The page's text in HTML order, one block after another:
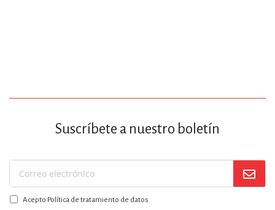
Suscríbete a nuestro boletín
Suscríbase
a
nuestroAcepto Política de tratamiento de datos